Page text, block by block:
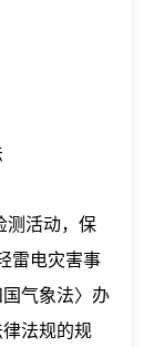
测活动，保
雷电灾害事
气象法〉办
法规的规